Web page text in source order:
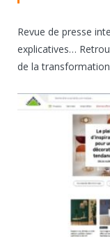
Revue de presse
explicatives…
de la